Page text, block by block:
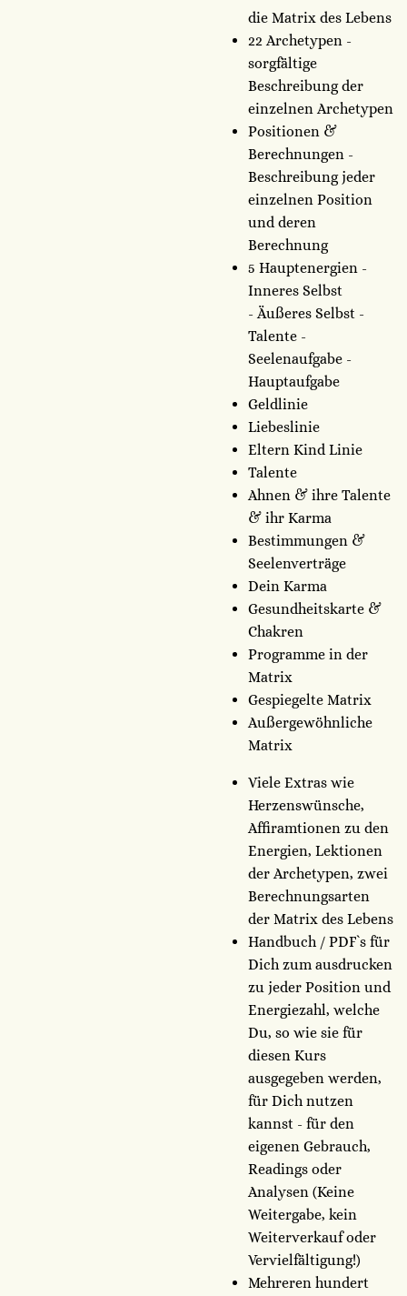
die Matrix des Lebens
22 Archetypen -
sorgfältige
Beschreibung der
einzelnen Archetypen
Positionen &
Berechnungen -
Beschreibung jeder
einzelnen Position
und deren
Berechnung
5 Hauptenergien -
Inneres Selbst
- Äußeres Selbst -
Talente -
Seelenaufgabe -
Hauptaufgabe
Geldlinie
Liebeslinie
Eltern Kind Linie
Talente
Ahnen & ihre Talente
& ihr Karma
Bestimmungen &
Seelenverträge
Dein Karma
Gesundheitskarte &
Chakren
Programme in der
Matrix
Gespiegelte Matrix
Außergewöhnliche
Matrix
Viele Extras wie
Herzenswünsche,
Affiramtionen zu den
Energien, Lektionen
der Archetypen, zwei
Berechnungsarten
der Matrix des Lebens
Handbuch / PDFˋs für
Dich zum ausdrucken
zu jeder Position und
Energiezahl, welche
Du, so wie sie für
diesen Kurs
ausgegeben werden,
für Dich nutzen
kannst - für den
eigenen Gebrauch,
Readings oder
Analysen (Keine
Weitergabe, kein
Weiterverkauf oder
Vervielfältigung!)
Mehreren hundert